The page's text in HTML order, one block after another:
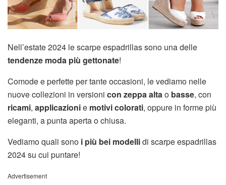
Nell’estate 2024 le scarpe espadrillas sono una delle
tendenze moda più gettonate!
Comode e perfette per tante occasioni, le vediamo nelle
nuove collezioni in versioni con zeppa alta o basse, con
ricami, applicazionie motivi colorati, oppure in forme più
eleganti, a punta aperta o chiusa.
Vediamo quali sono i più bei modellidi scarpe espadrillas
2024 su cui puntare!
Advertisement